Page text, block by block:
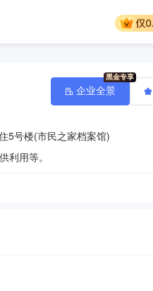
5号楼(市民之家档案馆)
利用等。
企业全景